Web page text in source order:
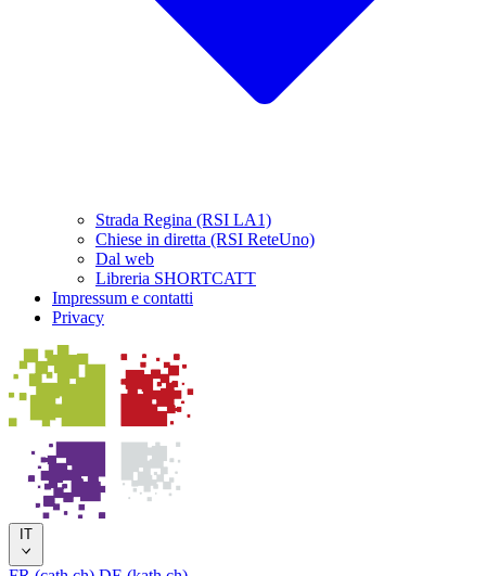
Strada Regina (RSI LA1)
Chiese in diretta (RSI ReteUno)
Dal web
Libreria SHORTCATT
Impressum e contatti
Privacy
IT